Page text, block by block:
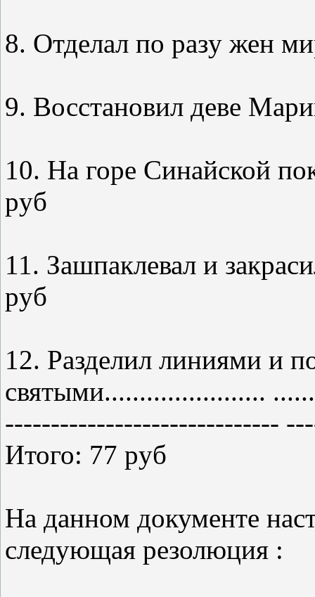
8. Отделал по pазy жен
9. Восстановил деве
10. На горе Синайской
pyб
11. Зашпаклевал и
pyб
12. Разделил линиями и
святыми.......................
------------------------------
Итого: 77 pyб
На данном документе
следующая резолюция :